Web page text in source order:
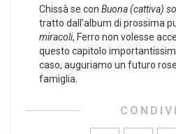
Chissà se con Buona (cattiva)
tratto dall’album di prossima
miracoli, Ferro non volesse
questo capitolo
caso, auguriamo un futuro
famiglia.